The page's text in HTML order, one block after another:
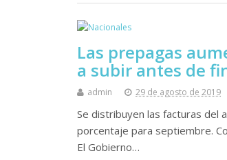
Las prepagas
a subir antes de
admin 29 de agosto de 2019
Se distribuyen las facturas del
porcentaje para septiembre.
El Gobierno…